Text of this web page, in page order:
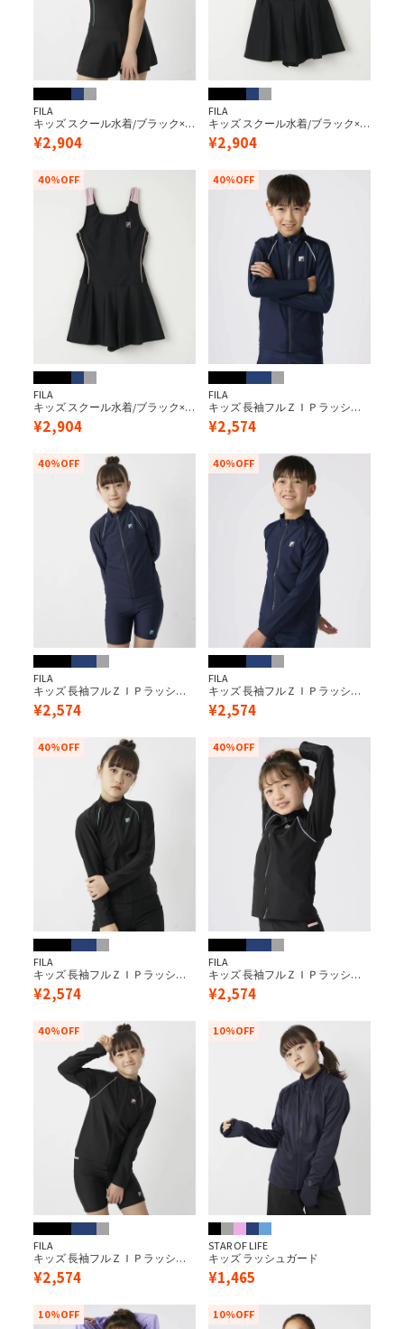
FILA
キッズ スクール水着/ブラック×
サックス（キュロットワンピー
ス）
¥2,904
FILA
キッズ スクール水着/ブラック×
パープル（キュロットワンピー
ス）
¥2,904
FILA
キッズ スクール水着/ブラック×
ピンク（キュロットワンピー
ス）
40%OFF
¥2,904
FILA
キッズ 長袖フルＺＩＰラッシュ
ガード/ネイビー×ホワイト
40%OFF
¥2,574
FILA
キッズ 長袖フルＺＩＰラッシュ
ガード/ネイビー×サックス
40%OFF
¥2,574
FILA
キッズ 長袖フルＺＩＰラッシュ
ガード/ネイビー×ネイビー
40%OFF
¥2,574
FILA
キッズ 長袖フルＺＩＰラッシュ
ガード/ブラック×サックス
40%OFF
¥2,574
FILA
キッズ 長袖フルＺＩＰラッシュ
ガード/ブラック×パープル
40%OFF
¥2,574
FILA
キッズ 長袖フルＺＩＰラッシュ
ガード/ブラック×ピンク
40%OFF
¥2,574
STAR OF LIFE
キッズ ラッシュガード
10%OFF
¥1,465
10%OFF 10%OFF